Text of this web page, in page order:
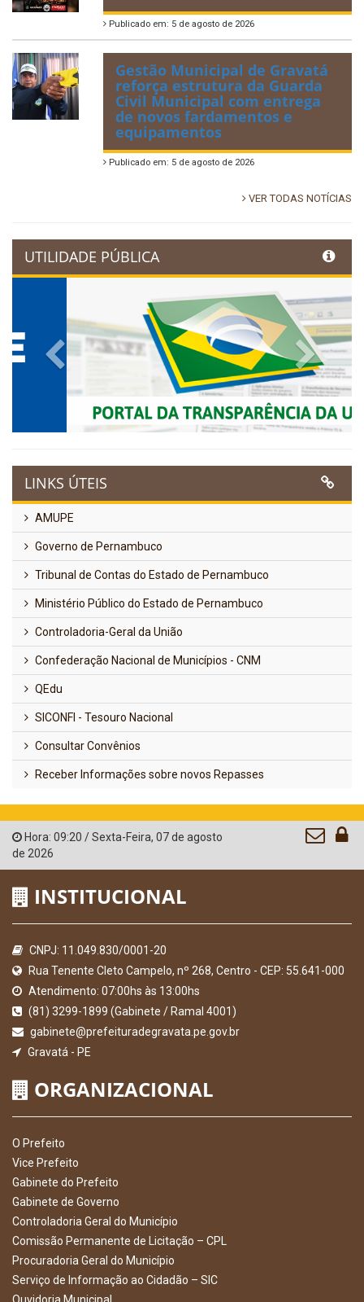
Publicado em: 5 de agosto de 2026
Gestão Municipal de Gravatá
reforça estrutura da Guarda
Civil Municipal com entrega
de novos fardamentos e
equipamentos
Publicado em: 5 de agosto de 2026
VER TODAS NOTÍCIAS
UTILIDADE PÚBLICA
Previous Next
LINKS ÚTEIS
AMUPE
Governo de Pernambuco
Tribunal de Contas do Estado de Pernambuco
Ministério Público do Estado de Pernambuco
Controladoria-Geral da União
Confederação Nacional de Municípios - CNM
QEdu
SICONFI - Tesouro Nacional
Consultar Convênios
Receber Informações sobre novos Repasses
Hora: 09:20 /Sexta-Feira, 07 de agosto
de 2026
INSTITUCIONAL
CNPJ: 11.049.830/0001-20
Rua Tenente Cleto Campelo, nº 268, Centro - CEP: 55.641-000
Atendimento: 07:00hs às 13:00hs
(81) 3299-1899 (Gabinete / Ramal 4001)
gabinete@prefeituradegravata.pe.gov.br
Gravatá - PE
ORGANIZACIONAL
O Prefeito
Vice Prefeito
Gabinete do Prefeito
Gabinete de Governo
Controladoria Geral do Município
Comissão Permanente de Licitação – CPL
Procuradoria Geral do Município
Serviço de Informação ao Cidadão – SIC
Ouvidoria Municipal